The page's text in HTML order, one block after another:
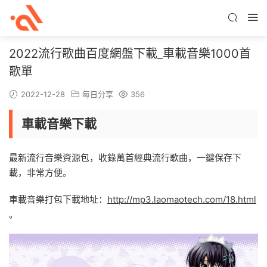
2022流行歌曲百度網盤下載_車載音樂1000首
歌單
2022-12-28 每日分享 356
車載音樂下載
最新流行音樂資源包，收錄萬首經典流行歌曲，一鍵保存下
載，非常方便。
車載音樂打包下載地址： http://mp3.laomaotech.com/18.html
。